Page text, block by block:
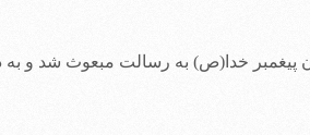
آنچه آفتاب بر آن مى‏‌تابد، بهتر است و آن شب ۲۷ رجب است که در صبح آن پیغمبر